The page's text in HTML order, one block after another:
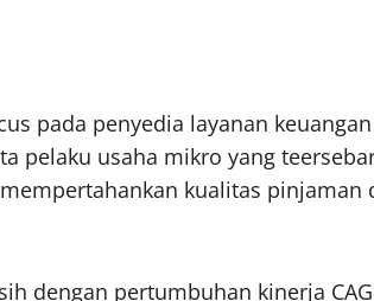
pada penyedia layanan
pelaku usaha mikro yang
kualitas pinjaman
dengan pertumbuhan kinerja